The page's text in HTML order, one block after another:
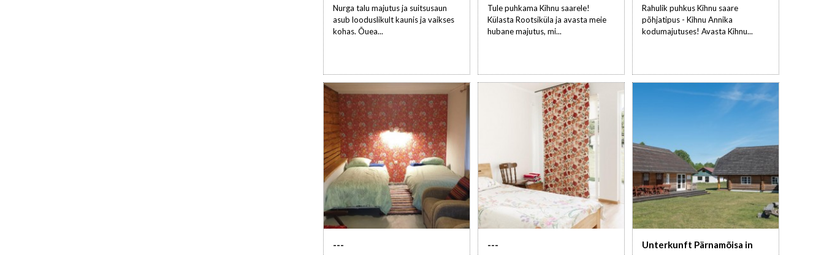
Nurga talu majutus ja suitsusaun
asub looduslikult kaunis ja vaikses
kohas. Õuea...
Tule puhkama Kihnu saarele!
Külasta Rootsiküla ja avasta meie
hubane majutus, mi...
Rahulik puhkus Kihnu saare
põhjatipus - Kihnu Annika
kodumajutuses! Avasta Kihnu...
--- ---
Unterkunft Pärnamõisa in